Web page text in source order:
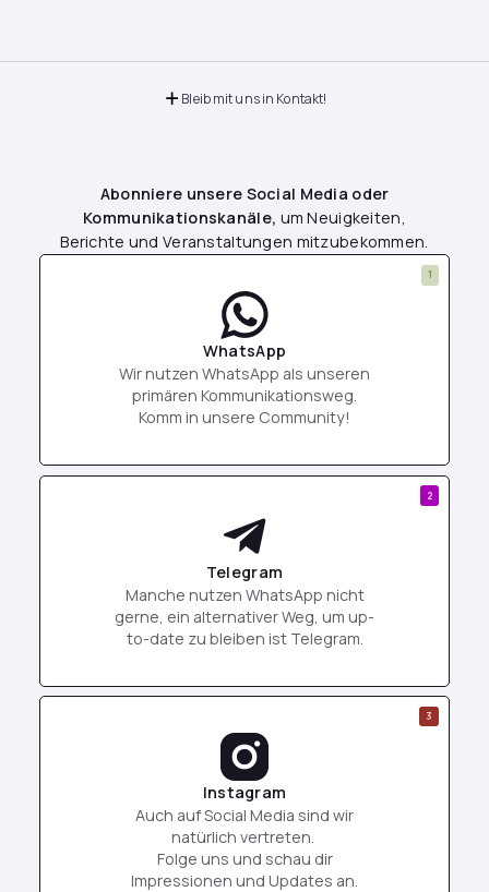
Bleib mit uns in Kontakt!
Abonniere unsere Social Media oder
Kommunikationskanäle, um Neuigkeiten,
Berichte und Veranstaltungen mitzubekommen.
WhatsApp
Wir nutzen WhatsApp als unseren
primären Kommunikationsweg.
Komm in unsere Community!
1
Telegram
Manche nutzen WhatsApp nicht
gerne, ein alternativer Weg, um up-
to-date zu bleiben ist Telegram.
2
Instagram
Auch auf Social Media sind wir
natürlich vertreten.
Folge uns und schau dir
Impressionen und Updates an.
3